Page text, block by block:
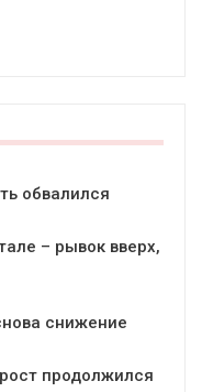
обвалился
– рывок вверх,
снижение
продолжился